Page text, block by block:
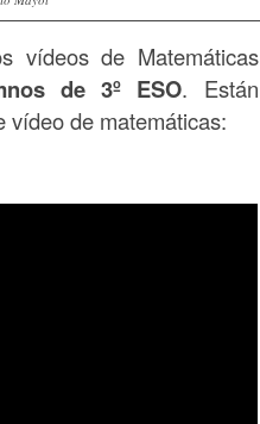
vídeos de Matemáticas
de 3º ESO. Están
vídeo de matemáticas: